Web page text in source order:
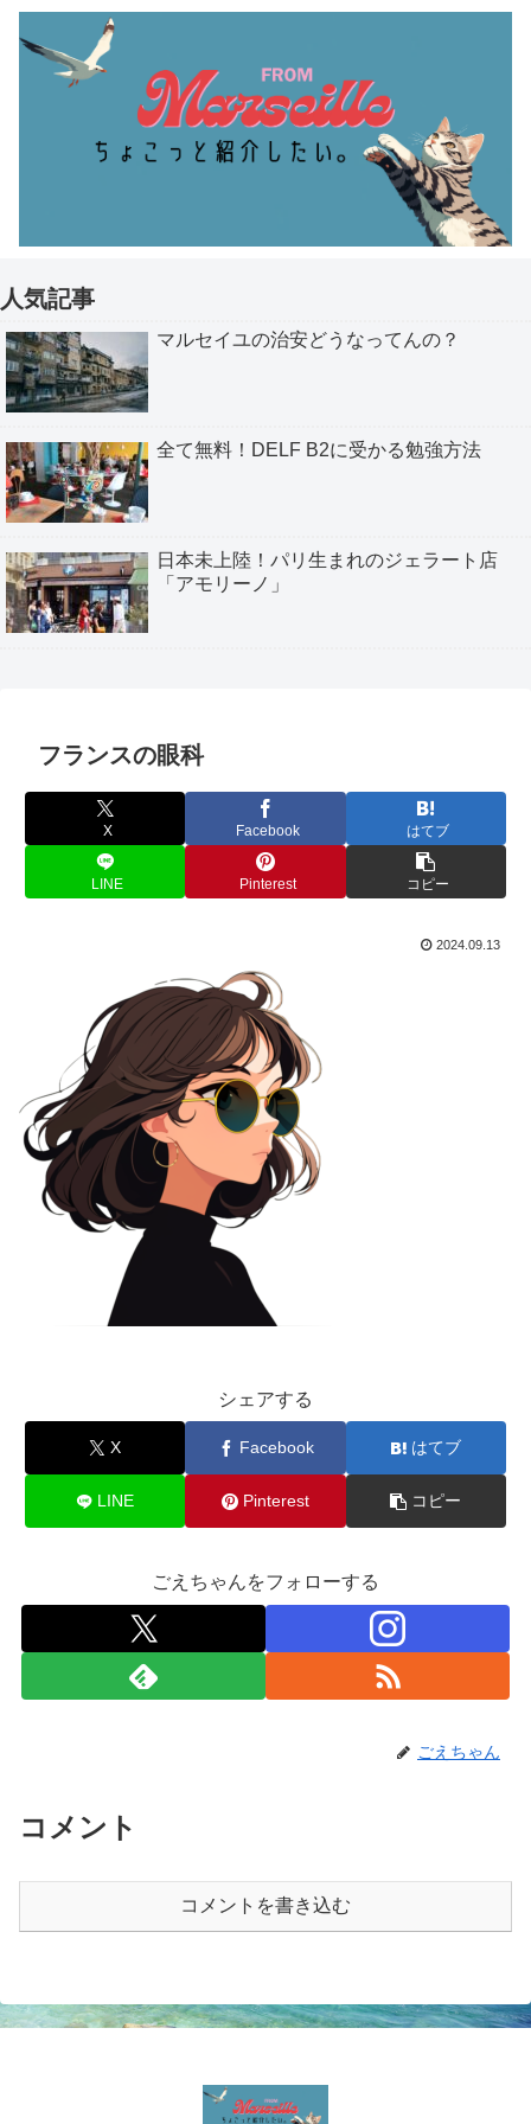
人気記事
マルセイユの治安どうなってんの？
全て無料！DELF B2に受かる勉強方法
日本未上陸！パリ生まれのジェラート店
「アモリーノ」
フランスの眼科
X Facebook はてブ
LINE Pinterest コピー
2024.09.13
シェアする
X Facebook はてブ
LINE Pinterest コピー
ごえちゃんをフォローする
ごえちゃん
コメント
コメントを書き込む